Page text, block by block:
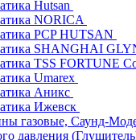
Hutsan
NORICA
PCP HUTSAN
SHANGHAI
TSS FORTUNE
Umarex
Аникс
Ижевск
газовые, Саунд-
давления